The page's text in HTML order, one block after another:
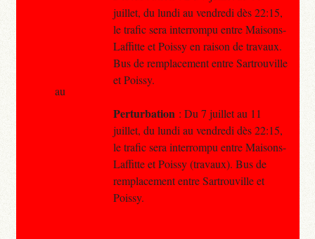
juillet, du lundi au vendredi dès 22:15,
le trafic sera interrompu entre Maisons-
Laffitte et Poissy en raison de travaux.
Bus de remplacement entre Sartrouville
et Poissy.
Perturbation : Du 7 juillet au 11
juillet, du lundi au vendredi dès 22:15,
le trafic sera interrompu entre Maisons-
Laffitte et Poissy (travaux). Bus de
remplacement entre Sartrouville et
Poissy.
au